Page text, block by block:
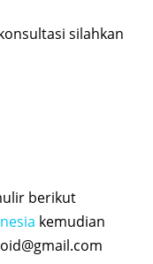
silahkan
berikut
kemudian